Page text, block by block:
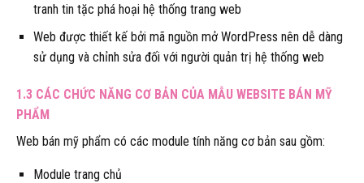
tranh tin tặc phá hoại hệ thống trang web
Web được thiết kế bởi mã nguồn mở WordPress nên dễ dàng
sử dụng và chỉnh sửa đối với người quản trị hệ thống web
1.3 CÁC CHỨC NĂNG CƠ BẢN CỦA MẪU WEBSITE BÁN MỸ
PHẨM
Web bán mỹ phẩm có các module tính năng cơ bản sau gồm:
Module trang chủ